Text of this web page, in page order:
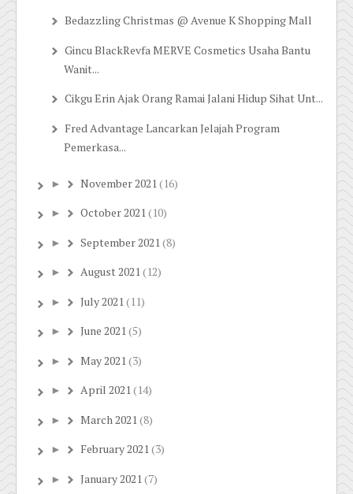
Bedazzling Christmas @ Avenue K Shopping Mall
Gincu BlackRevfa MERVE Cosmetics Usaha Bantu
Wanit...
Cikgu Erin Ajak Orang Ramai Jalani Hidup Sihat Unt...
Fred Advantage Lancarkan Jelajah Program
Pemerkasa...
► November 2021(16)
► October 2021(10)
► September 2021(8)
► August 2021(12)
► July 2021(11)
► June 2021(5)
► May 2021(3)
► April 2021(14)
► March 2021(8)
► February 2021(3)
► January 2021(7)